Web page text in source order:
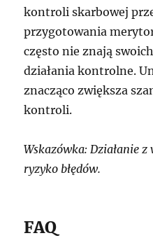
kontroli skarbowej
przygotowania
często nie znają
działania kontrolne.
znacząco zwiększa
kontroli.
Wskazówka: Działanie
ryzyko błędów.
FAQ